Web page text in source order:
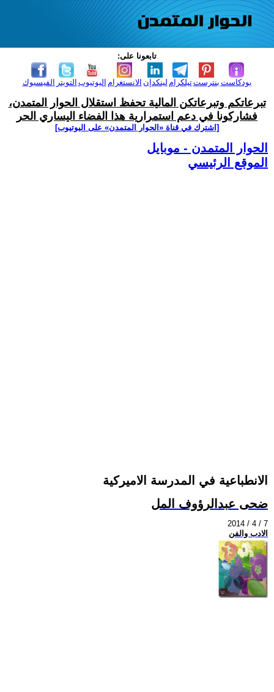
تابعونا على:
الفيسبوك التويتر اليوتيوب الانستغرام لينكدإن تيلكرامبنترست بودكاست
تبرعاتكم وتبرعاتكن المالية تحفظ استقلال الحوار المتمدن،
فشاركونا في دعم استمرارية هذا الفضاء اليساري الحر
[اشترك في قناة ‫«الحوار المتمدن» على اليوتيوب]
الحوار المتمدن - موبايل
الموقع الرئيسي
الانطباعية في المدرسة الاميركية
ضحى عبدالرؤوف المل
2014 / 4 / 7
الادب والفن